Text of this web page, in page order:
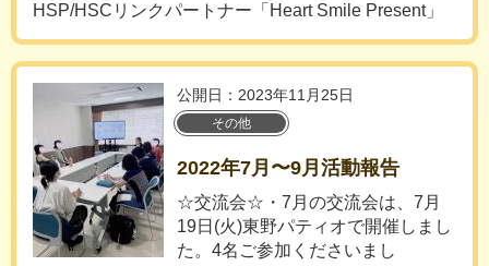
HSP/HSCリンクパートナー「Heart Smile Present」
公開日：2023年11月25日
その他
2022年7月〜9月活動報告
☆交流会☆・7月の交流会は、7月
19日(火)東野パティオで開催しまし
た。4名ご参加くださいまし